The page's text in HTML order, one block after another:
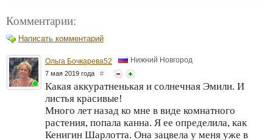
Комментарии:
Написать комментарий
Ольга Бочкарева52 Нижний Новгород
7 мая 2019 года #
Какая аккуратненькая и солнечная Эмили. И
листья красивые!
Много лет назад ко мне в виде комнатного
растения, попала канна. Я ее определила, как
Кенигин Шарлотта. Она зацвела у меня уже в